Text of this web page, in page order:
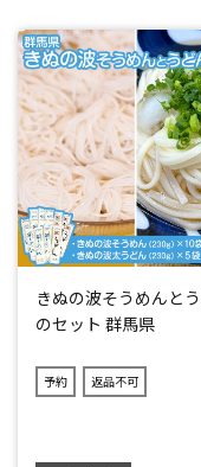
きぬの波そうめんと
のセット 群馬県
予約 返品不可